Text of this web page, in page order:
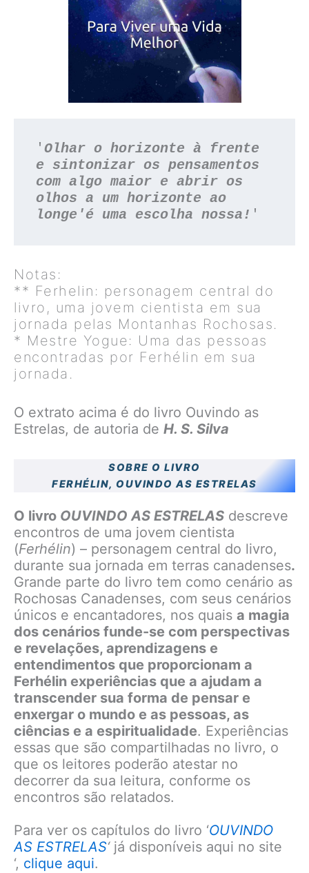
' Olhar o horizonte à frente
e sintonizar os pensamentos
com algo maior e abrir os
olhos a um horizonte ao
longe'é uma escolha nossa! '
Notas:
** Ferhelin: personagem central do
livro, uma jovem cientista em sua
jornada pelas Montanhas Rochosas.
* Mestre Yogue: Uma das pessoas
encontradas por Ferhélin em sua
jornada.
O extrato acima é do livro Ouvindo as
Estrelas, de autoria de H. S. Silva
SOBRE O LIVRO
FERHÉLIN, OUVINDO AS ESTRELAS
O livro OUVINDO AS ESTRELAS descreve
encontros de uma jovem cientista
(Ferhélin) – personagem central do livro,
durante sua jornada em terras canadenses.
Grande parte do livro tem como cenário as
Rochosas Canadenses, com seus cenários
únicos e encantadores, nos quais a magia
dos cenários funde-se com perspectivas
e revelações, aprendizagens e
entendimentos que proporcionam a
Ferhélin experiências que a ajudam a
transcender sua forma de pensar e
enxergar o mundo e as pessoas, as
ciências e a espiritualidade. Experiências
essas que são compartilhadas no livro, o
que os leitores poderão atestar no
decorrer da sua leitura, conforme os
encontros são relatados.
Para ver os capítulos do livro ‘OUVINDO
AS ESTRELAS‘já disponíveis aqui no site
‘, clique aqui.